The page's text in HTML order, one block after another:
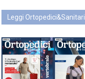
Leggi Ortopedici&Sanitari